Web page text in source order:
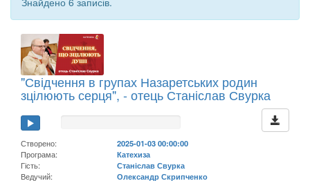
"Свідчення в групах Назаретських родин
зцілюють серця", - отець Станіслав Свурка
Створено:
2025-01-03 00:00:00
Програма:
Катехиза
Гість:
Станіслав Свурка
Ведучий:
Олександр Скрипченко